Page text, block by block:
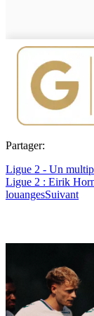
Partager:
Ligue 2 - Un
Ligue 2 : Eirik
louangesSuivant